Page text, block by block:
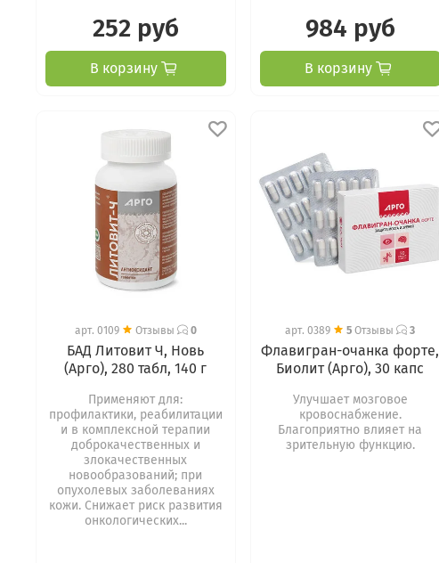
252 руб
В корзину
984 руб
В корзину
арт. 0109 Отзывы 0
БАД Литовит Ч, Новь
(Арго), 280 табл, 140 г
Применяют для:
профилактики, реабилитации
и в комплексной терапии
доброкачественных и
злокачественных
новообразований; при
опухолевых заболеваниях
кожи. Снижает риск развития
онкологических...
арт.0389 5 Отзывы 3
Флавигран-очанка форте,
Биолит (Арго), 30 капс
Улучшает мозговое
кровоснабжение.
Благоприятно влияет на
зрительную функцию.